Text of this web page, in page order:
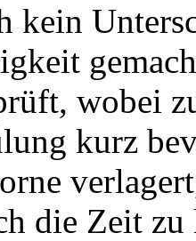
kein
wobei
kurz
die Zeit zu